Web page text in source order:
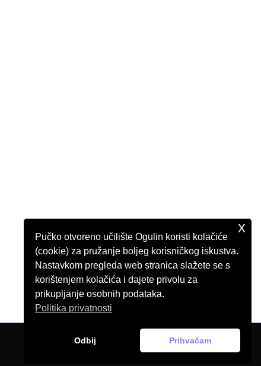
Pučko otvoreno učilište Ogulin koristi kolačiće
(cookie) za pružanje boljeg korisničkog iskustva.
Nastavkom pregleda web stranica slažete se s
korištenjem kolačića i dajete privolu za
prikupljanje osobnih podataka.
Politika privatnosti
Odbij Prihvaćam
x